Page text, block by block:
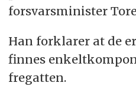
forsvarsminister
Han forklarer at de
finnes
fregatten.